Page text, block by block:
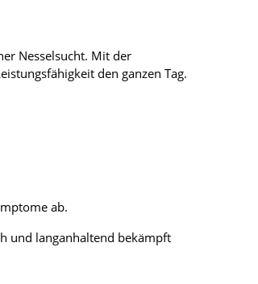
Nesselsucht. Mit der
den ganzen Tag.
ab.
und langanhaltend bekämpft